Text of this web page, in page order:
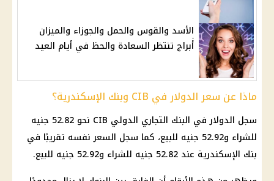
الأسد والقوس والحمل والجوزاء والميزان
أبراج تنتظر السعادة والحظ في أيام العيد
ماذا عن سعر الدولار في CIB وبنك الإسكندرية؟
سجل الدولارفي البنك التجاري الدولي
CIB نحو 52.82 جنيه
للشراء و52.92 جنيه للبيع، كما سجل السعر نفسه تقريبًا في
بنك الإسكندرية عند 52.82 جنيه للشراء و52.92 جنيه للبيع.